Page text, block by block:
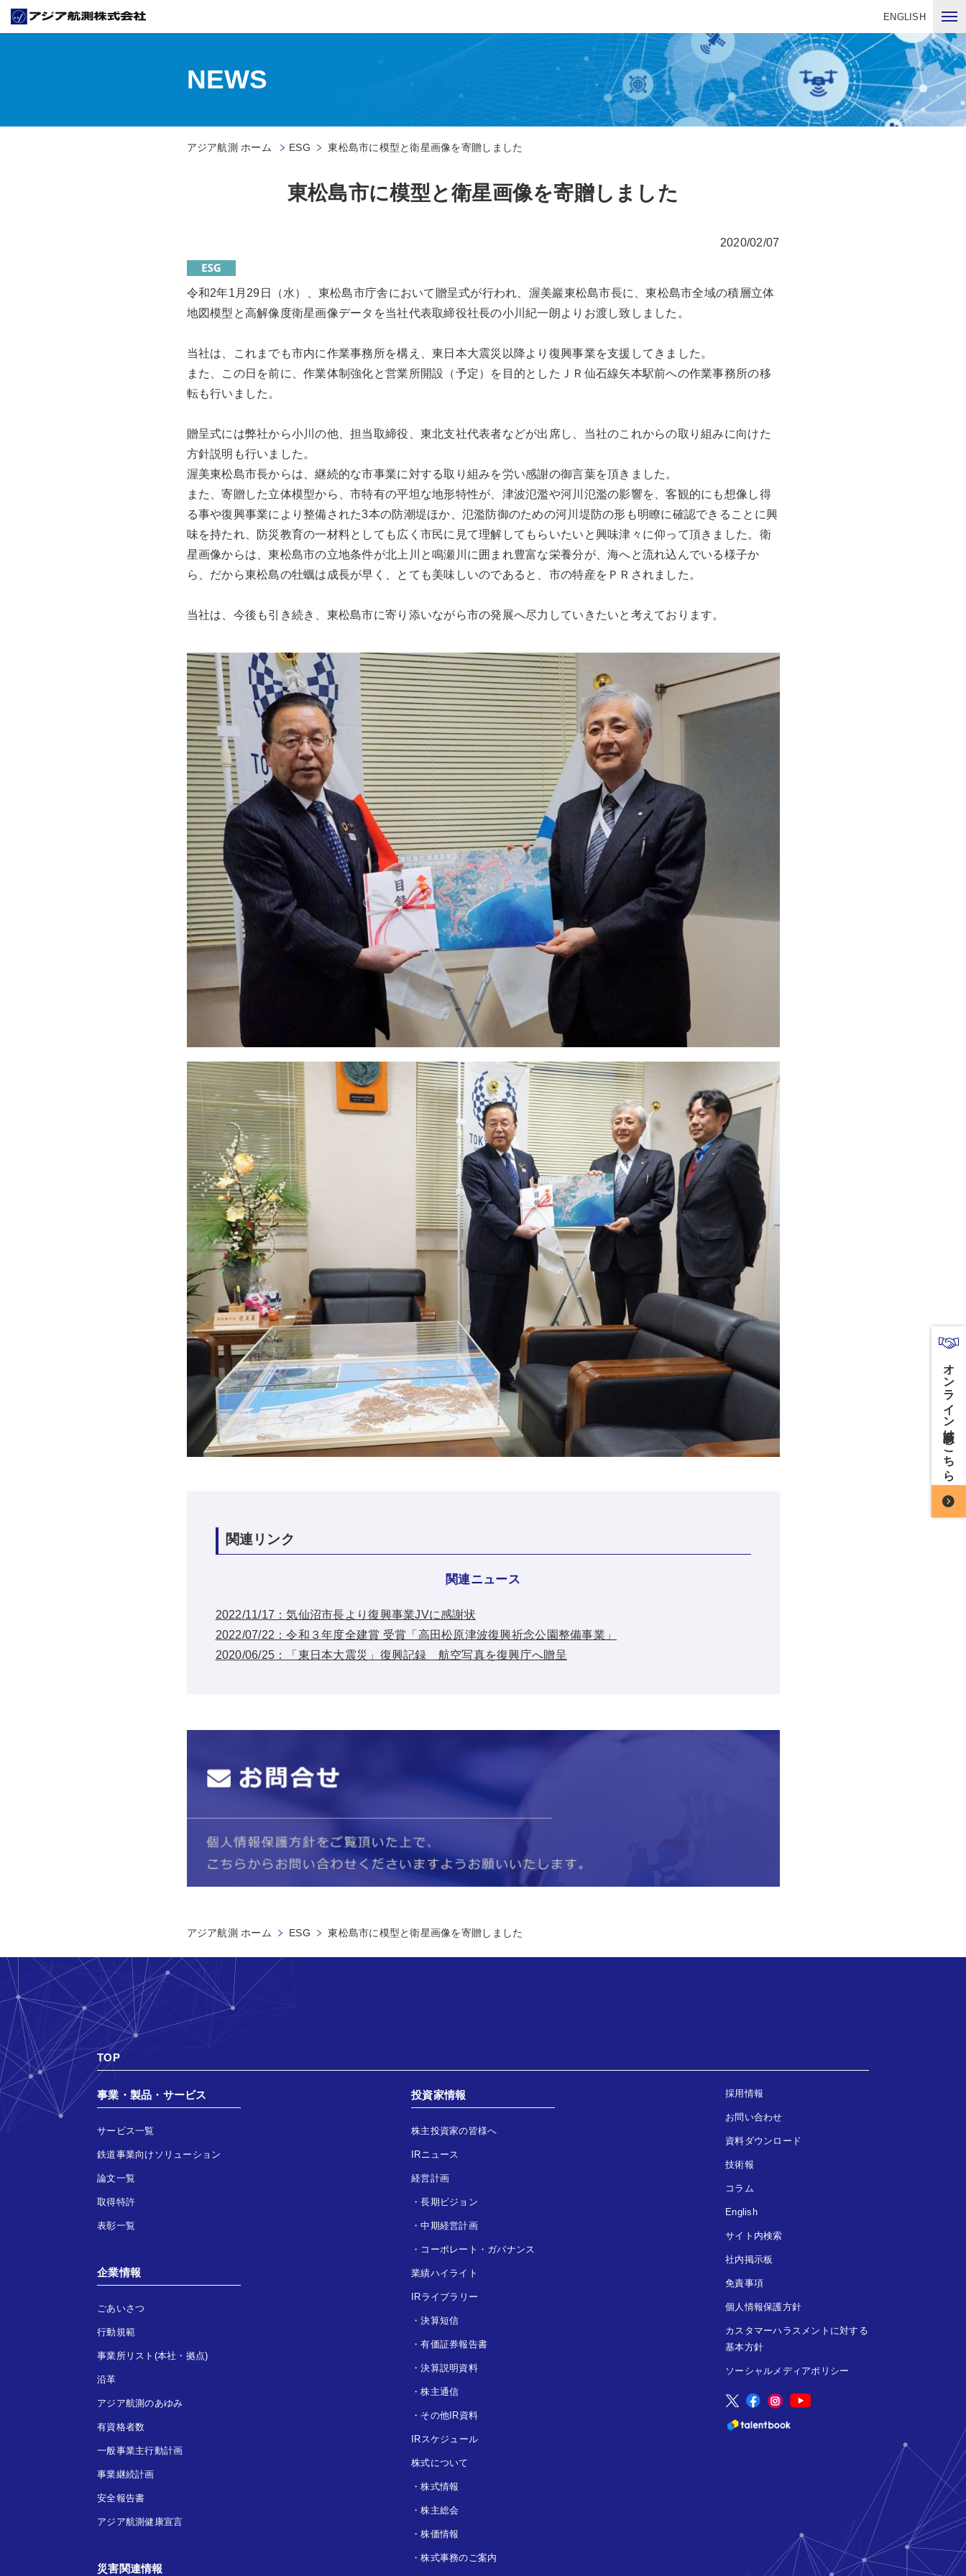
ENGLISH
NEWS
アジア航測 ホーム ESG 東松島市に模型と衛星画像を寄贈しました
東松島市に模型と衛星画像を寄贈しました
2020/02/07
令和2年1月29日（水）、東松島市庁舎において贈呈式が行われ、渥美巖東松島市長に、東松島市全域の積層立体
地図模型と高解像度衛星画像データを当社代表取締役社長の小川紀一朗よりお渡し致しました。
当社は、これまでも市内に作業事務所を構え、東日本大震災以降より復興事業を支援してきました。
また、この日を前に、作業体制強化と営業所開設（予定）を目的としたＪＲ仙石線矢本駅前への作業事務所の移
転も行いました。
贈呈式には弊社から小川の他、担当取締役、東北支社代表者などが出席し、当社のこれからの取り組みに向けた
方針説明も行いました。
渥美東松島市長からは、継続的な市事業に対する取り組みを労い感謝の御言葉を頂きました。
また、寄贈した立体模型から、市特有の平坦な地形特性が、津波氾濫や河川氾濫の影響を、客観的にも想像し得
る事や復興事業により整備された3本の防潮堤ほか、氾濫防御のための河川堤防の形も明瞭に確認できることに興
味を持たれ、防災教育の一材料としても広く市民に見て理解してもらいたいと興味津々に仰って頂きました。衛
星画像からは、東松島市の立地条件が北上川と鳴瀬川に囲まれ豊富な栄養分が、海へと流れ込んでいる様子か
ら、だから東松島の牡蠣は成長が早く、とても美味しいのであると、市の特産をＰＲされました。
当社は、今後も引き続き、東松島市に寄り添いながら市の発展へ尽力していきたいと考えております。
関連リンク
関連ニュース
2022/11/17：気仙沼市長より復興事業JVに感謝状
2022/07/22：令和３年度全建賞 受賞「高田松原津波復興祈念公園整備事業」
2020/06/25：「東日本大震災」復興記録 航空写真を復興庁へ贈呈
アジア航測 ホーム ESG 東松島市に模型と衛星画像を寄贈しました
TOP
事業・製品・サービス
サービス一覧
鉄道事業向けソリューション
論文一覧
取得特許
表彰一覧
企業情報
ごあいさつ
行動規範
事業所リスト(本社・拠点)
沿革
アジア航測のあゆみ
有資格者数
一般事業主行動計画
事業継続計画
安全報告書
アジア航測健康宣言
災害関連情報
投資家情報
株主投資家の皆様へ
IRニュース
経営計画
・長期ビジョン
・中期経営計画
・ コーポレート・ガバナンス
業績ハイライト
IRライブラリー
・決算短信
・有価証券報告書
・決算説明資料
・株主通信
・ その他IR資料
IRスケジュール
株式について
・株式情報
・株主総会
・株価情報
・株式事務のご案内
採用情報
お問い合わせ
資料ダウンロード
技術報
コラム
English
サイト内検索
社内掲示板
免責事項
個人情報保護方針
カスタマーハラスメントに対する
基本方針
ソーシャルメディアポリシー
オンライン商談はこちら